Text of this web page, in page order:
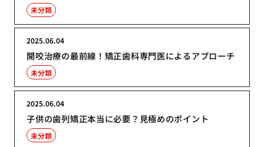
未分類
開咬治療の最前線！矯正歯科専門医によるアプローチ
2025.06.04
未分類
子供の歯列矯正本当に必要？見極めのポイント
2025.06.04
未分類